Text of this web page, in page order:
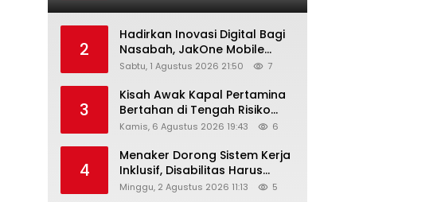
2
Hadirkan Inovasi Digital Bagi
Nasabah, JakOne Mobile
Antar Bank Jakarta Sukses
Awards 2026
Sabtu, 1 Agustus 2026 21:50 7
3
Kisah Awak Kapal Pertamina
Bertahan di Tengah Risiko
Pelayaran Selat Hormuz
Kamis, 6 Agustus 2026 19:43 6
4
Menaker Dorong Sistem Kerja
Inklusif, Disabilitas Harus
Dapat Kesempatan Setara
Minggu, 2 Agustus 2026 11:13 5